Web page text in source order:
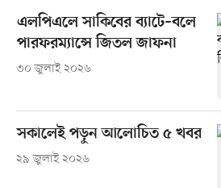
এলপিএলে সাকিবের ব্যাটে–বলে
পারফরম্যান্সে জিতল জাফনা
৩০ জুলাই ২০২৬
সকালেই পড়ুন আলোচিত ৫ খবর
২৯ জুলাই ২০২৬